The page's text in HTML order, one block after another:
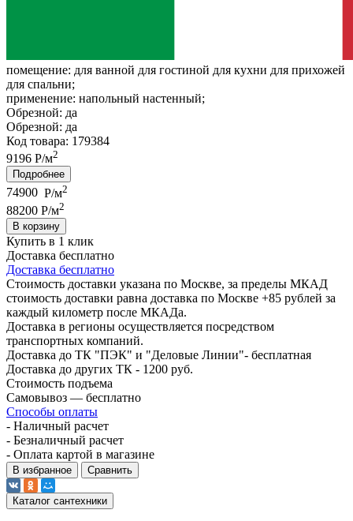
помещение: для ванной для гостиной для кухни для прихожей
для спальни;
применение: напольный настенный;
Обрезной: да
Обрезной: да
Код товара: 179384
9196 Р/м2
Подробнее
74900 Р/м2
88200 Р/м2
В корзину
Купить в 1 клик
Доставка бесплатно
Доставка бесплатно
Стоимость доставки указана по Москве, за пределы МКАД
стоимость доставки равна доставка по Москве +85 рублей за
каждый километр после МКАДа.
Доставка в регионы осуществляется посредством
транспортных компаний.
Доставка до ТК "ПЭК" и "Деловые Линии"- бесплатная
Доставка до других ТК - 1200 руб.
Стоимость подъема
Самовывоз — бесплатно
Способы оплаты
- Наличный расчет
- Безналичный расчет
- Оплата картой в магазине
В избранное Сравнить
Каталог сантехники